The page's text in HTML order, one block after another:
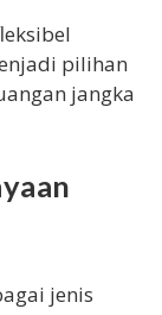
pilihan
jangka
jenis